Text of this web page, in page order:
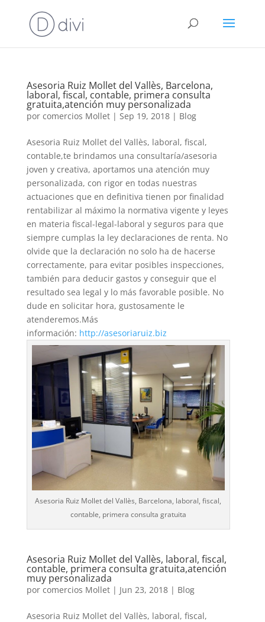
Asesoria Ruiz Mollet del Vallès, Barcelona,
laboral, fiscal, contable, primera consulta
gratuita,atención muy personalizada
por comercios Mollet| Sep 19, 2018| Blog
Asesoria Ruiz Mollet del Vallès, laboral, fiscal,
contable,te brindamos una consultaría/asesoria
joven y creativa, aportamos una atención muy
personalizada, con rigor en todas nuestras
actuaciones que en definitiva tienen por finalidad
rentabilizar al máximo la normativa vigente y leyes
en materia fiscal-legal-laboral y seguros para que
siempre cumplas la ley declaraciones de renta. No
olvide que la declaración no solo ha de hacerse
correctamente, para evitar posibles inspecciones,
también para deducir gastos y conseguir que el
resultado sea legal y lo más favorable posible. No
dude en solicitar hora, gustosamente le
atenderemos.Más
información: http://asesoriaruiz.biz
Asesoria Ruiz Mollet del Vallès, Barcelona, laboral, fiscal,
contable, primera consulta gratuita
Asesoria Ruiz Mollet del Vallès, laboral, fiscal,
contable, primera consulta gratuita,atención
muy personalizada
por comercios Mollet| Jun 23, 2018| Blog
Asesoria Ruiz Mollet del Vallès, laboral, fiscal,